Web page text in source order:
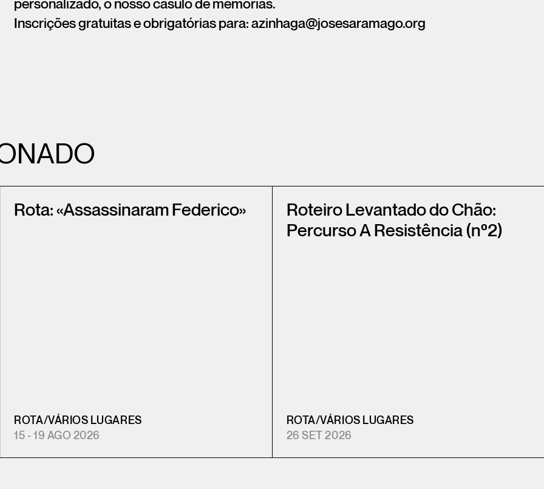
personalizado, o nosso casulo de memórias.
Inscrições gratuitas e obrigatórias para: azinhaga@josesaramago.org
Rota: «Assassinaram Federico»
ROTA/VÁRIOS LUGARES
15 - 19 AGO 2026
Roteiro Levantado do Chão:
Percurso A Resistência (nº2)
ROTA/VÁRIOS LUGARES
26 SET 2026